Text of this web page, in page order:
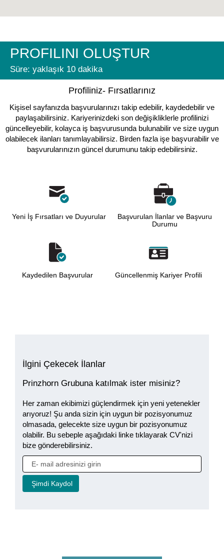
PROFILINI OLUŞTUR
Süre: yaklaşık 10 dakika
Profiliniz- Fırsatlarınız
Kişisel sayfanızda başvurularınızı takip edebilir, kaydedebilir ve
paylaşabilirsiniz. Kariyerinizdeki son değişikliklerle profilinizi
güncelleyebilir, kolayca iş başvurusunda bulunabilir ve size uygun
olabilecek ilanları tanımlayabilirsiz. Birden fazla işe başvurabilir ve
başvurularınızın güncel durumunu takip edebilirsiniz.
Yeni İş Fırsatları ve Duyurular
Başvurulan İlanlar ve Başvuru
Durumu
Kaydedilen Başvurular Güncellenmiş Kariyer Profili
İlgini Çekecek İlanlar
Prinzhorn Grubuna katılmak ister misiniz?
Her zaman ekibimizi güçlendirmek için yeni yetenekler
arıyoruz! Şu anda sizin için uygun bir pozisyonumuz
olmasada, gelecekte size uygun bir pozisyonumuz
olabilir. Bu sebeple aşağıdaki linke tıklayarak CV'nizi
bize gönderebilirsiniz.